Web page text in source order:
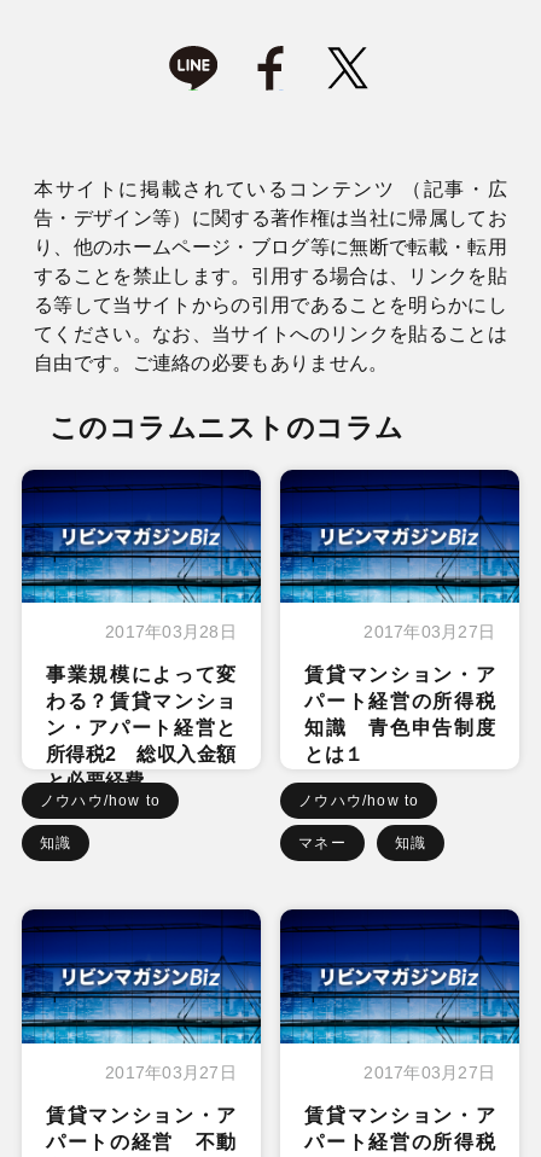
本サイトに掲載されているコンテンツ （記事・広
告・デザイン等）に関する著作権は当社に帰属してお
り、他のホームページ・ブログ等に無断で転載・転用
することを禁止します。引用する場合は、リンクを貼
る等して当サイトからの引用であることを明らかにし
てください。なお、当サイトへのリンクを貼ることは
自由です。ご連絡の必要もありません。
このコラムニストのコラム
2017年03月28日
事業規模によって変
わる？賃貸マンショ
ン・アパート経営と
所得税2 総収入金額
と必要経費
ノウハウ/how to
知識
2017年03月27日
賃貸マンション・ア
パート経営の所得税
知識 青色申告制度
とは１
ノウハウ/how to
マネー 知識
2017年03月27日
賃貸マンション・ア
パートの経営 不動
2017年03月27日
賃貸マンション・ア
パート経営の所得税